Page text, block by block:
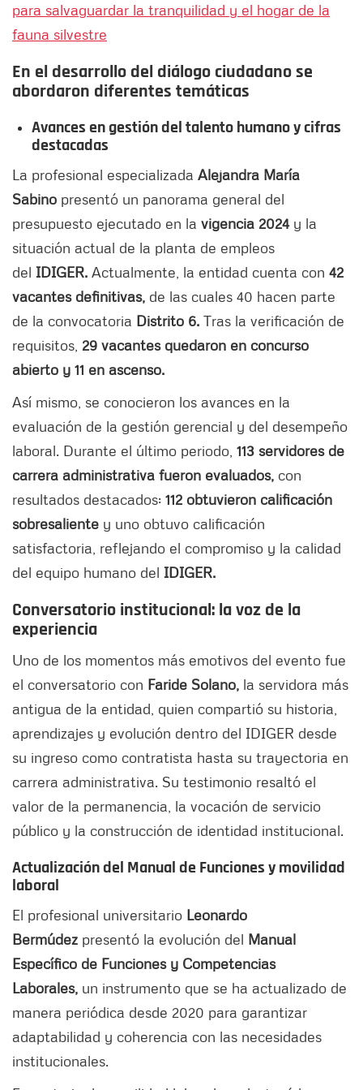
para salvaguardar la tranquilidad y el hogar de la
fauna silvestre
En el desarrollo del diálogo ciudadano se
abordaron diferentes temáticas
Avances en gestión del talento humano y cifras
destacadas
La profesional especializada Alejandra María
Sabino presentó un panorama general del
presupuesto ejecutado en la vigencia 2024y la
situación actual de la planta de empleos
del IDIGER. Actualmente, la entidad cuenta con 42
vacantes definitivas, de las cuales 40 hacen parte
de la convocatoria Distrito 6. Tras la verificación de
requisitos, 29 vacantes quedaron en concurso
abierto y 11 en ascenso.
Así mismo, se conocieron los avances en la
evaluación de la gestión gerencial y del desempeño
laboral. Durante el último periodo, 113 servidores de
carrera administrativa fueron evaluados, con
resultados destacados: 112 obtuvieron calificación
sobresaliente y uno obtuvo calificación
satisfactoria, reflejando el compromiso y la calidad
del equipo humano del IDIGER.
Conversatorio institucional: la voz de la
experiencia
Uno de los momentos más emotivos del evento fue
el conversatorio con Faride Solano, la servidora más
antigua de la entidad, quien compartió su historia,
aprendizajes y evolución dentro del IDIGER desde
su ingreso como contratista hasta su trayectoria en
carrera administrativa. Su testimonio resaltó el
valor de la permanencia, la vocación de servicio
público y la construcción de identidad institucional.
Actualización del Manual de Funciones y movilidad
laboral
El profesional universitario Leonardo
Bermúdez presentó la evolución del Manual
Específico de Funciones y Competencias
Laborales, un instrumento que se ha actualizado de
manera periódica desde 2020 para garantizar
adaptabilidad y coherencia con las necesidades
institucionales.